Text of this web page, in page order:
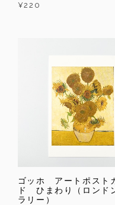
¥220
ゴッホ アートポスト
ド ひまわり（ロンド
ラリー）